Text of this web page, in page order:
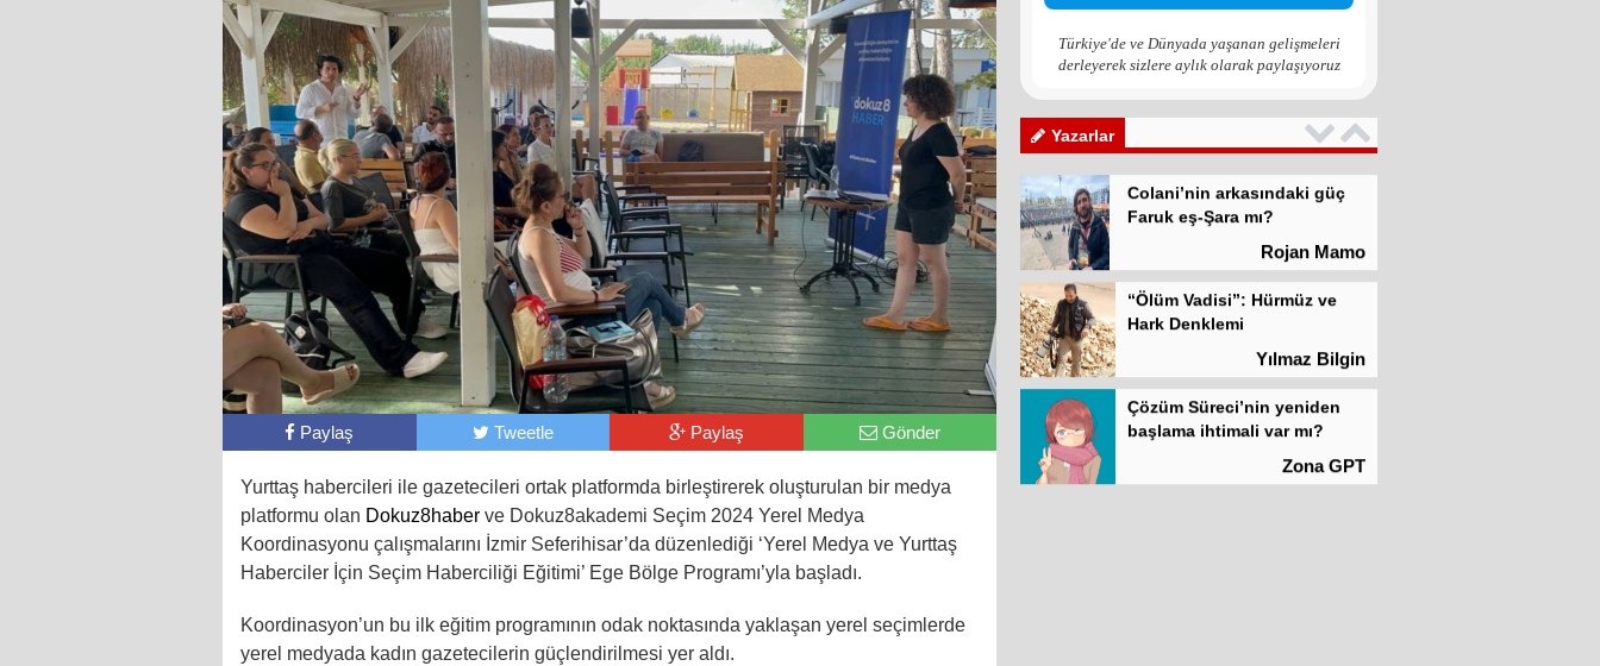
Paylaş Tweetle Paylaş Gönder
Yurttaş habercileri ile gazetecileri ortak platformda birleştirerek oluşturulan bir medya
platformu olan Dokuz8haber ve Dokuz8akademi Seçim 2024 Yerel Medya
Koordinasyonu çalışmalarını İzmir Seferihisar’da düzenlediği ‘Yerel Medya ve Yurttaş
Haberciler İçin Seçim Haberciliği Eğitimi’ Ege Bölge Programı’yla başladı.
Koordinasyon’un bu ilk eğitim programının odak noktasında yaklaşan yerel seçimlerde
yerel medyada kadın gazetecilerin güçlendirilmesi yer aldı.
Türkiye'de ve Dünyada yaşanan gelişmeleri
derleyerek sizlere aylık olarak paylaşıyoruz
Yazarlar
Kadına şiddet “Devlet” eliyle
meşrulaştırılıyor
Atilla Yüceak
Colani’nin arkasındaki güç
Faruk eş-Şara mı?
Rojan Mamo
“Ölüm Vadisi”: Hürmüz ve
Hark Denklemi
Yılmaz Bilgin
Çözüm Süreci’nin yeniden
başlama ihtimali var mı?
Zona GPT